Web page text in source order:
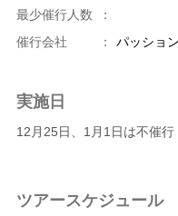
最少催行人数
：
催行会社
： パッショ
実施日
12月25日、1月1日は不催行
ツアースケジュール